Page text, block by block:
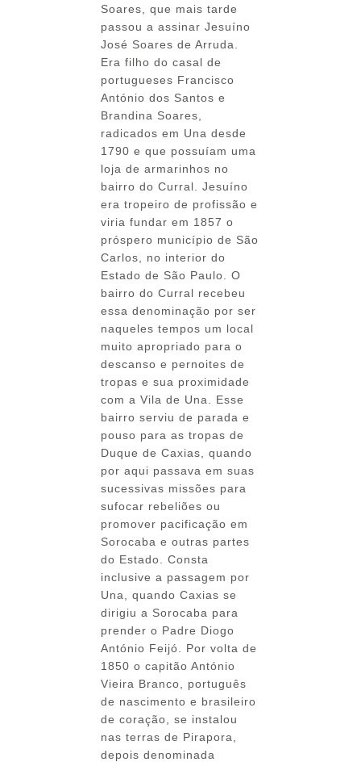
Soares, que mais tarde
passou a assinar Jesuíno
José Soares de Arruda.
Era filho do casal de
portugueses Francisco
António dos Santos e
Brandina Soares,
radicados em Una desde
1790 e que possuíam uma
loja de armarinhos no
bairro do Curral. Jesuíno
era tropeiro de profissão e
viria fundar em 1857 o
próspero município de São
Carlos, no interior do
Estado de São Paulo. O
bairro do Curral recebeu
essa denominação por ser
naqueles tempos um local
muito apropriado para o
descanso e pernoites de
tropas e sua proximidade
com a Vila de Una. Esse
bairro serviu de parada e
pouso para as tropas de
Duque de Caxias, quando
por aqui passava em suas
sucessivas missões para
sufocar rebeliões ou
promover pacificação em
Sorocaba e outras partes
do Estado. Consta
inclusive a passagem por
Una, quando Caxias se
dirigiu a Sorocaba para
prender o Padre Diogo
António Feijó. Por volta de
1850 o capitão António
Vieira Branco, português
de nascimento e brasileiro
de coração, se instalou
nas terras de Pirapora,
depois denominada